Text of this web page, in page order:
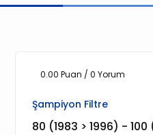
0.00 Puan / 0 Yorum
Şampiyon Filtre
80 (1983 > 1996) -